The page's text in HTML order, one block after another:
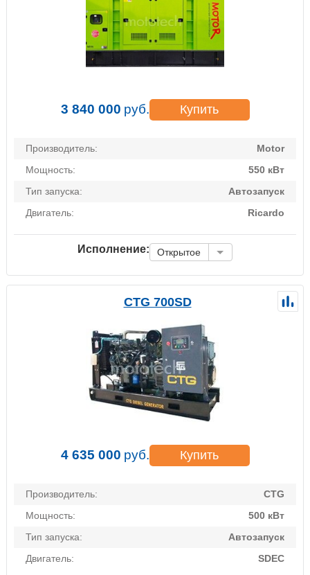
3 840 000 руб. Купить
Производитель:
Motor
Мощность:
550 кВт
Тип запуска:
Автозапуск
Двигатель:
Ricardo
Исполнение: Открытое
CTG 700SD
4 635 000 руб. Купить
Производитель:
CTG
Мощность:
500 кВт
Тип запуска:
Автозапуск
Двигатель:
SDEC